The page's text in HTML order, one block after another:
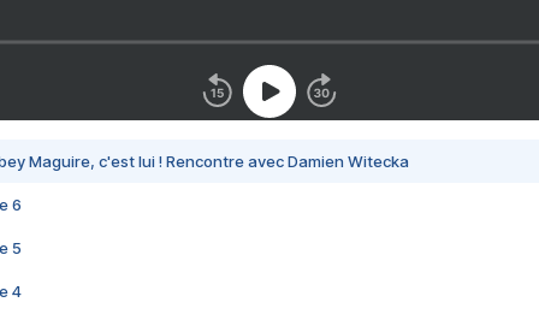
Maguire, c'est lui ! Rencontre avec Damien Witecka
6
5
4